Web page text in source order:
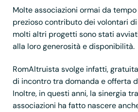
Molte associazioni ormai da
prezioso contributo dei volontari
molti altri progetti sono stati
alla loro generosità e disponibilità.
RomAltruista svolge infatti,
di incontro tra domanda e offerta
Inoltre, in questi anni, la sinergia
associazioni ha fatto nascere